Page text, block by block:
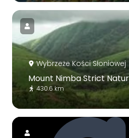
Wybrzeże Kości Słoniowej
Mount Nimba Strict
430.6 km